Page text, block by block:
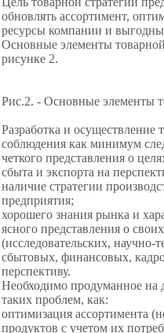
обновлять ассортимент,
ресурсы компании и
Основные элементы
рисунке 2.
Рис.2. - Основные элементы
Разработка и осуществление
соблюдения как минимум
четкого представления о
сбыта и экспорта на
наличие стратегии
предприятия;
хорошего знания рынка и
ясного представления о
(исследовательских, научно-
сбытовых, финансовых,
перспективу.
Необходимо продуманное на
таких проблем, как:
оптимизация ассортимента
продуктов с учетом их